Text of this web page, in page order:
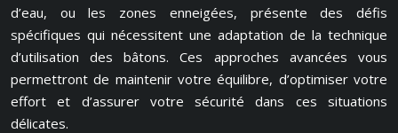
d’eau, ou les zones enneigées, présente des défis
spécifiques qui nécessitent une adaptation de la technique
d’utilisation des bâtons. Ces approches avancées vous
permettront de maintenir votre équilibre, d’optimiser votre
effort et d’assurer votre sécurité dans ces situations
délicates.